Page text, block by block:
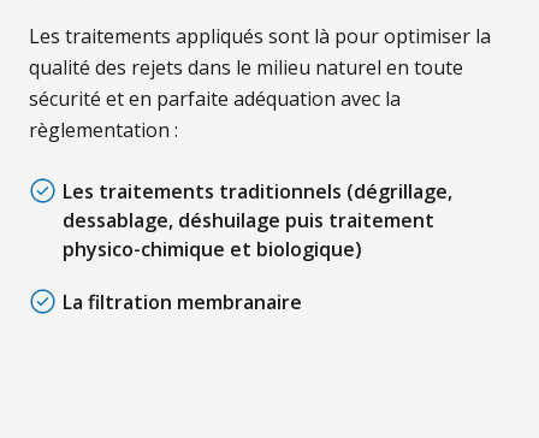
Les traitements appliqués sont là pour optimiser la
qualité des rejets dans le milieu naturel en toute
sécurité et en parfaite adéquation avec la
règlementation :
Les traitements traditionnels (dégrillage,
dessablage, déshuilage puis traitement
physico-chimique et biologique)
La filtration membranaire